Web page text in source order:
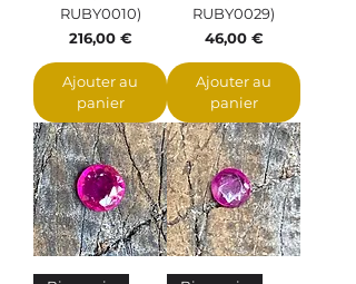
RUBY0010)
Prix
216,00 €
Ajouter au
panier
RUBY0029)
Prix
46,00 €
Ajouter au
panier